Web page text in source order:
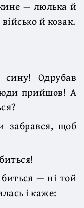
— люлька й
й козак.
сину! Одрубав
прийшов! А
забрався, щоб
— ні той
і каже: